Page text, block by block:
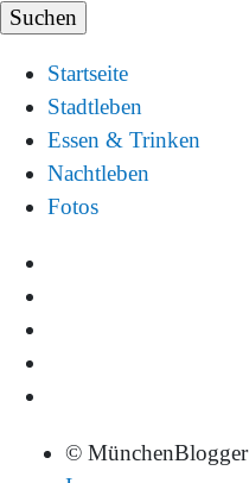
Startseite
Stadtleben
Essen & Trinken
Nachtleben
Fotos
© MünchenBlogger